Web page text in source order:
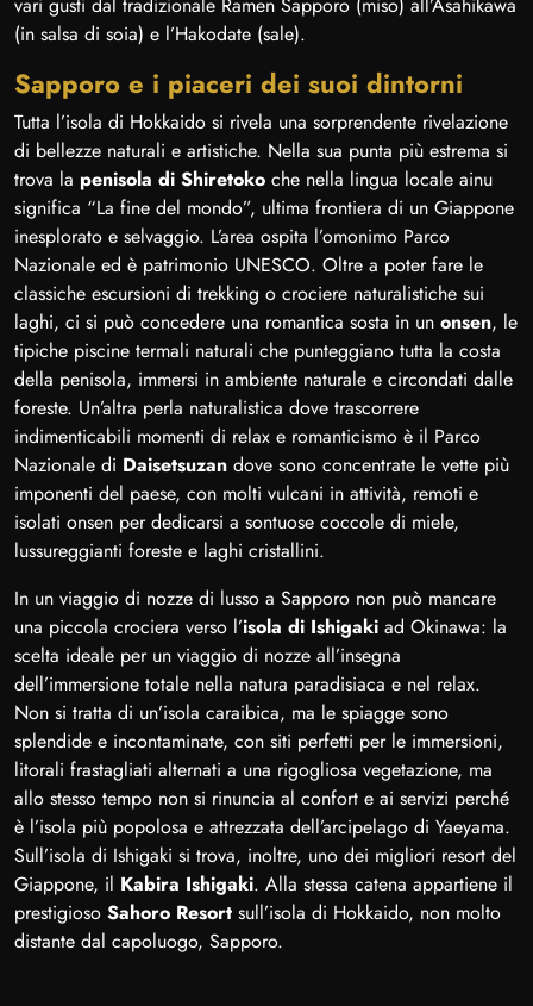
(in salsa di soia) e l’Hakodate (sale).
Sapporo e i piaceri dei suoi dintorni
Tutta l’isola di Hokkaido si rivela una sorprendente rivelazione
di bellezze naturali e artistiche. Nella sua punta più estrema si
trova la penisola di Shiretoko che nella lingua locale ainu
significa “La fine del mondo”, ultima frontiera di un Giappone
inesplorato e selvaggio. L’area ospita l’omonimo Parco
Nazionale ed è patrimonio UNESCO. Oltre a poter fare le
classiche escursioni di trekking o crociere naturalistiche sui
laghi, ci si può concedere una romantica sosta in un onsen, le
tipiche piscine termali naturali che punteggiano tutta la costa
della penisola, immersi in ambiente naturale e circondati dalle
foreste. Un’altra perla naturalistica dove trascorrere
indimenticabili momenti di relax e romanticismo è il Parco
Nazionale di Daisetsuzan dove sono concentrate le vette più
imponenti del paese, con molti vulcani in attività, remoti e
isolati onsen per dedicarsi a sontuose coccole di miele,
lussureggianti foreste e laghi cristallini.
In un viaggio di nozze di lusso a Sapporo non può mancare
una piccola crociera verso l’isola di Ishigaki ad Okinawa: la
scelta ideale per un viaggio di nozze all’insegna
dell’immersione totale nella natura paradisiaca e nel relax.
Non si tratta di un’isola caraibica, ma le spiagge sono
splendide e incontaminate, con siti perfetti per le immersioni,
litorali frastagliati alternati a una rigogliosa vegetazione, ma
allo stesso tempo non si rinuncia al confort e ai servizi perché
è l’isola più popolosa e attrezzata dell’arcipelago di Yaeyama.
Sull’isola di Ishigaki si trova, inoltre, uno dei migliori resort del
Giappone, il Kabira Ishigaki. Alla stessa catena appartiene il
prestigioso Sahoro Resort sull’isola di Hokkaido, non molto
distante dal capoluogo, Sapporo.